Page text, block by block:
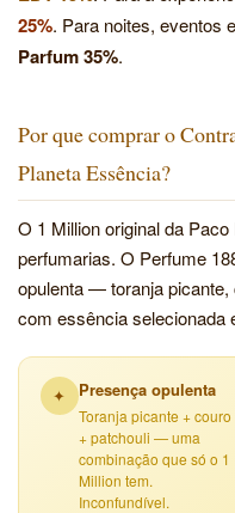
25%. Para noites, eventos
Parfum 35%.
Por que comprar o
Planeta Essência?
O 1 Million original da
perfumarias. O Perfume
opulenta — toranja
com essência selecionada
✦ Presença opulenta
Toranja picante + couro
+ patchouli — uma
combinação que só o 1
Million tem.
Inconfundível.